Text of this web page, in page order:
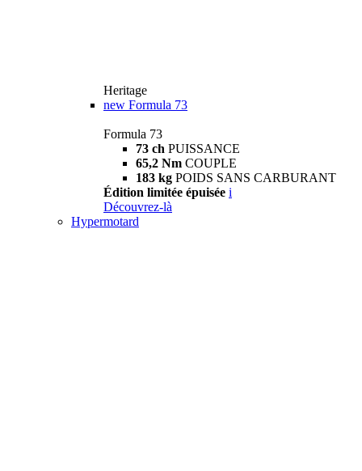
Heritage
new Formula 73
Formula 73
73 ch PUISSANCE
65,2 Nm COUPLE
183 kg POIDS SANS CARBURANT
Édition limitée épuisée i
Découvrez-là
Hypermotard